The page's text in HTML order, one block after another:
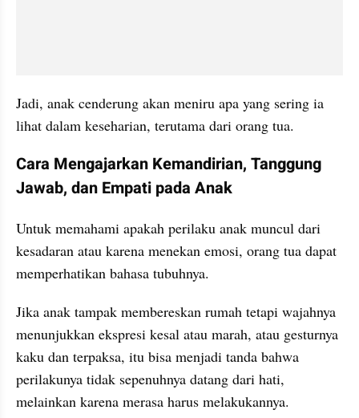
Jadi, anak cenderung akan meniru apa yang sering ia
lihat dalam keseharian, terutama dari orang tua.
Cara Mengajarkan Kemandirian, Tanggung
Jawab, dan Empati pada Anak
Untuk memahami apakah perilaku anak muncul dari
kesadaran atau karena menekan emosi, orang tua dapat
memperhatikan bahasa tubuhnya.
Jika anak tampak membereskan rumah tetapi wajahnya
menunjukkan ekspresi kesal atau marah, atau gesturnya
kaku dan terpaksa, itu bisa menjadi tanda bahwa
perilakunya tidak sepenuhnya datang dari hati,
melainkan karena merasa harus melakukannya.